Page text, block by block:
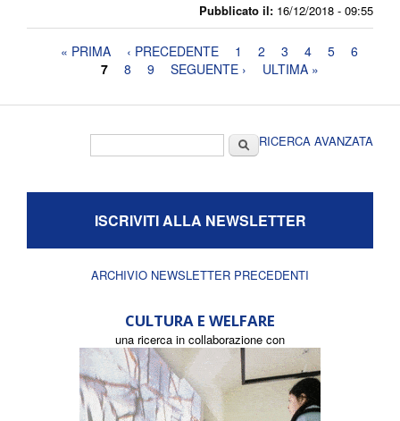
Pubblicato il: 16/12/2018 - 09:55
Pagine« PRIMA ‹ PRECEDENTE 1 2 3 4 5
6
7
8 9 SEGUENTE › ULTIMA »
CercaRICERCA AVANZATA
ISCRIVITI ALLA NEWSLETTER
ARCHIVIO NEWSLETTER PRECEDENTI
CULTURA E WELFARE
una ricerca in collaborazione con